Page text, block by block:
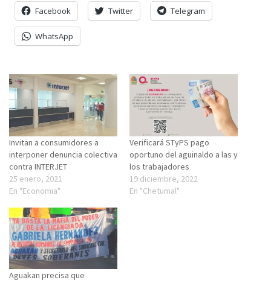
Facebook Twitter Telegram
WhatsApp
Invitan a consumidores a
interponer denuncia colectiva
contra INTERJET
25 enero, 2021
En "Economia"
Verificará STyPS pago
oportuno del aguinaldo a las y
los trabajadores
19 diciembre, 2022
En "Chetumal"
Aguakan precisa que